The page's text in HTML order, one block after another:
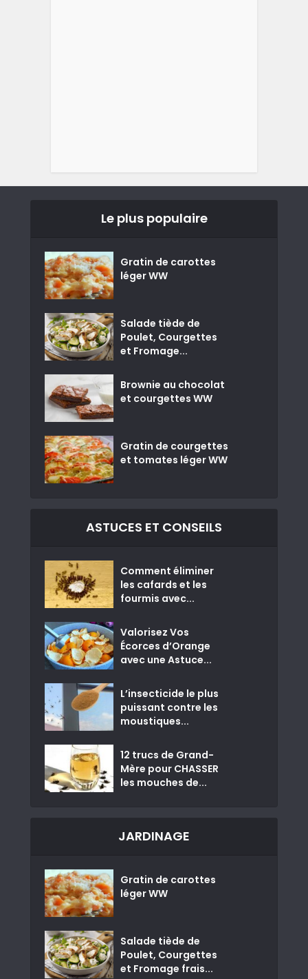
Le plus populaire
Gratin de carottes
léger WW
Salade tiède de
Poulet, Courgettes
et Fromage...
Brownie au chocolat
et courgettes WW
Gratin de courgettes
et tomates léger WW
ASTUCES ET CONSEILS
Comment éliminer
les cafards et les
fourmis avec...
Valorisez Vos
Écorces d’Orange
avec une Astuce...
L’insecticide le plus
puissant contre les
moustiques...
12 trucs de Grand-
Mère pour CHASSER
les mouches de...
JARDINAGE
Gratin de carottes
léger WW
Salade tiède de
Poulet, Courgettes
et Fromage frais...